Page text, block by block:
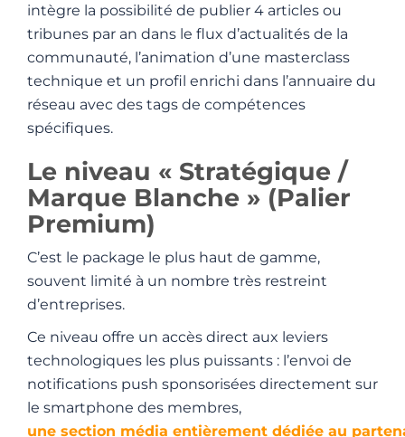
intègre la possibilité de publier 4 articles ou
tribunes par an dans le flux d’actualités de la
communauté, l’animation d’une masterclass
technique et un profil enrichi dans l’annuaire du
réseau avec des tags de compétences
spécifiques.
Le niveau « Stratégique /
Marque Blanche » (Palier
Premium)
C’est le package le plus haut de gamme,
souvent limité à un nombre très restreint
d’entreprises.
Ce niveau offre un accès direct aux leviers
technologiques les plus puissants : l’envoi de
notifications push sponsorisées directement sur
le smartphone des membres,
une section média entièrement dédiée au